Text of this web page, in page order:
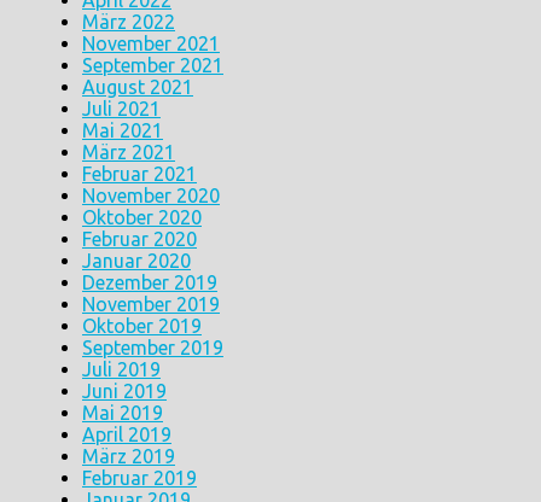
März 2022
November 2021
September 2021
August 2021
Juli 2021
Mai 2021
März 2021
Februar 2021
November 2020
Oktober 2020
Februar 2020
Januar 2020
Dezember 2019
November 2019
Oktober 2019
September 2019
Juli 2019
Juni 2019
Mai 2019
April 2019
März 2019
Februar 2019